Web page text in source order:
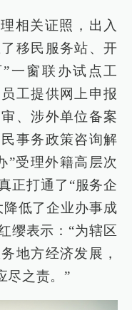
相关证照，出入
移民服务站、开
一窗联办试点工
工提供网上申报
、涉外单位备案
事务政策咨询解
”受理外籍高层次
正打通了“服务企
低了企业办事成
缨表示：“为辖区
地方经济发展，
尽之责。”